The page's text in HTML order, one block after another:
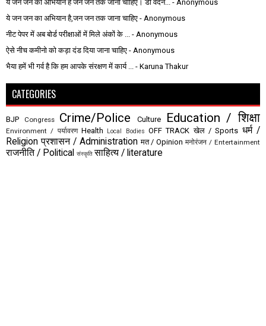
ये जन जन का अभियान है जन जन तक जाना चाहिए। डॉ वंदन... - Anonymous
ये जन जन का अभियान है,जन जन तक जाना चाहिए - Anonymous
नीट पेपर में अब बोर्ड परीक्षाओं में मिले अंकों के ... - Anonymous
ऐसे नीच कमीनो को कड़ा दंड दिया जाना चाहिए - Anonymous
भैया हमें भी गर्व है कि हम आपके संरक्षण में कार्य ... - Karuna Thakur
CATEGORIES
BJP Congress Crime/Police Culture Education / शिक्षा
Environment / पर्यावरण Health Local Bodies OFF TRACK खेल / Sports धर्म /
Religion प्रशासन / Administration मत / Opinion मनोरंजन / Entertainment
राजनीति / Political संस्कृति साहित्य / literature